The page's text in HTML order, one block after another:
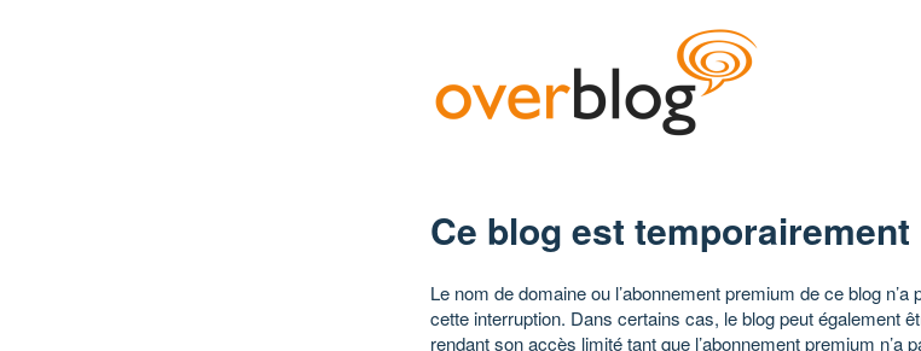
Ce blog est
Le nom de domaine ou l’abonnement premium de ce blog
cette interruption. Dans certains cas, le blog peut également
rendant son accès limité tant que l’abonnement premium n’a